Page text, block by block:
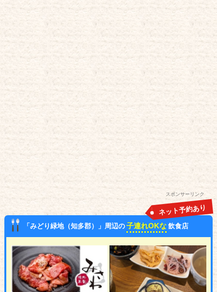
スポンサーリンク
「みどり緑地（知多郡）」周辺の子連れOKな 飲食店
ネット予約あり